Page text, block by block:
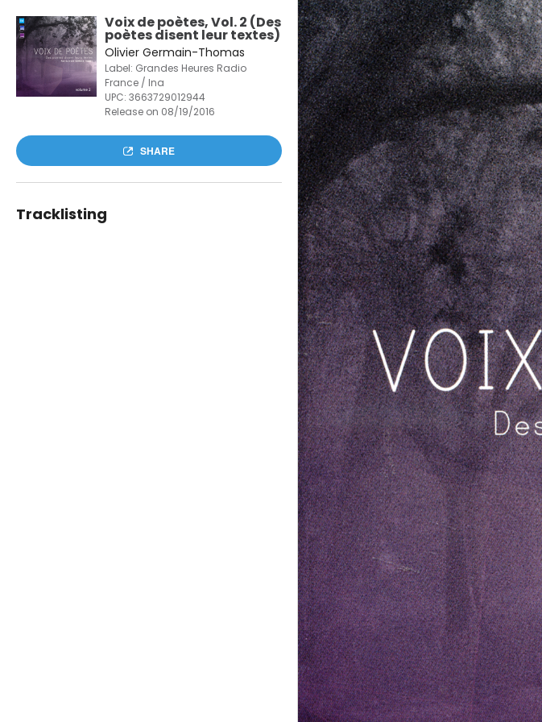
Voix de poètes, Vol. 2 (Des
poètes disent leur textes)
Olivier Germain-Thomas
Label: Grandes Heures Radio
France / Ina
UPC: 3663729012944
Release on 08/19/2016
SHARE
Tracklisting